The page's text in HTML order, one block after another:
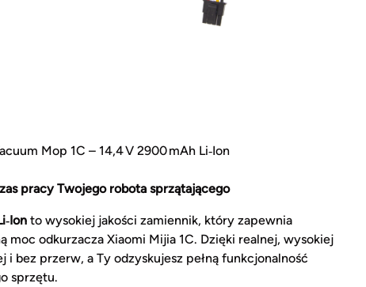
Mop 1C – 14,4 V 2900 mAh Li‑Ion
pracy Twojego robota sprzątającego
to wysokiej jakości zamiennik, który zapewnia
moc odkurzacza Xiaomi Mijia 1C. Dzięki realnej, wysokiej
bez przerw, a Ty odzyskujesz pełną funkcjonalność
sprzętu.